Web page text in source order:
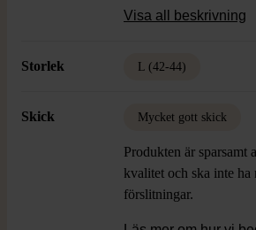
Skick: Mycket Gott
Visa all beskrivning
Storlek L (42-44)
Skick Mycket gott skick
Produkten är sparsamt
kvalitet och ska inte ha
förslitningar.